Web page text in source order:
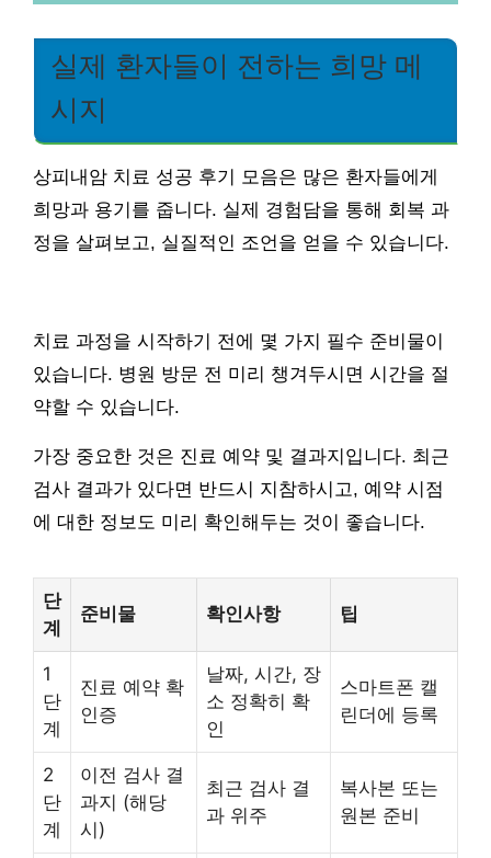
실제 환자들이 전하는 희망 메
시지
상피내암 치료 성공 후기 모음은 많은 환자들에게
희망과 용기를 줍니다. 실제 경험담을 통해 회복 과
정을 살펴보고, 실질적인 조언을 얻을 수 있습니다.
치료 과정을 시작하기 전에 몇 가지 필수 준비물이
있습니다. 병원 방문 전 미리 챙겨두시면 시간을 절
약할 수 있습니다.
가장 중요한 것은 진료 예약 및 결과지입니다. 최근
검사 결과가 있다면 반드시 지참하시고, 예약 시점
에 대한 정보도 미리 확인해두는 것이 좋습니다.
단
계
준비물 확인사항 팁
1
단
계
진료 예약 확
인증
날짜, 시간, 장
소 정확히 확
인
스마트폰 캘
린더에 등록
2
단
계
이전 검사 결
과지 (해당
시)
최근 검사 결
과 위주
복사본 또는
원본 준비